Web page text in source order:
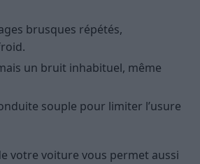
brusques répétés,
un bruit inhabituel, même
souple pour limiter l’usure
votre voiture vous permet aussi